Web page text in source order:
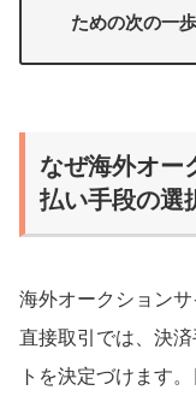
ための次の一歩
なぜ海外オー
払い手段の選
海外オークション
直接取引では、決
トを決定づけます